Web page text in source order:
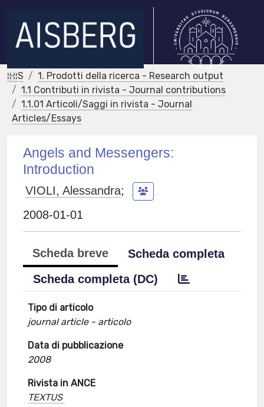
IRIS
1. Prodotti della ricerca - Research output
1.1 Contributi in rivista - Journal contributions
1.1.01 Articoli/Saggi in rivista - Journal
Articles/Essays
Angels and Messengers:
Introduction
VIOLI, Alessandra;
2008-01-01
Scheda breve
Scheda completa
Scheda completa (DC)
Tipo di articolo
journal article - articolo
Data di pubblicazione
2008
Rivista in ANCE
TEXTUS